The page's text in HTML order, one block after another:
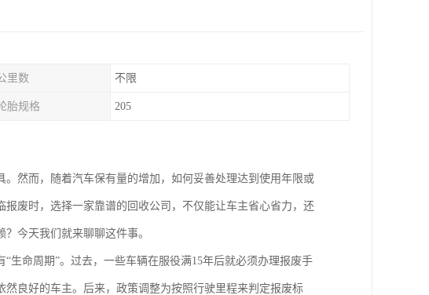
里数 不限
胎规格 205
然而，随着汽车保有量的增加，如何妥善处理达到使用年限或
废时，选择一家靠谱的回收公司，不仅能让车主省心省力，还
今天我们就来聊聊这件事。
生命周期”。过去，一些车辆在服役满15年后就必须办理报废手
良好的车主。后来，政策调整为按照行驶里程来判定报废标